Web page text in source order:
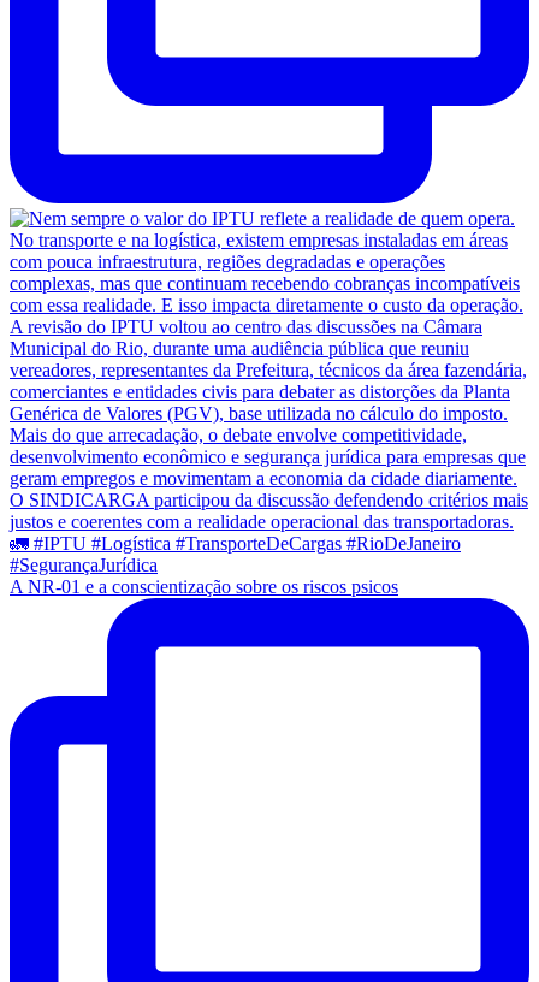
A NR-01 e a conscientização sobre os riscos psicos